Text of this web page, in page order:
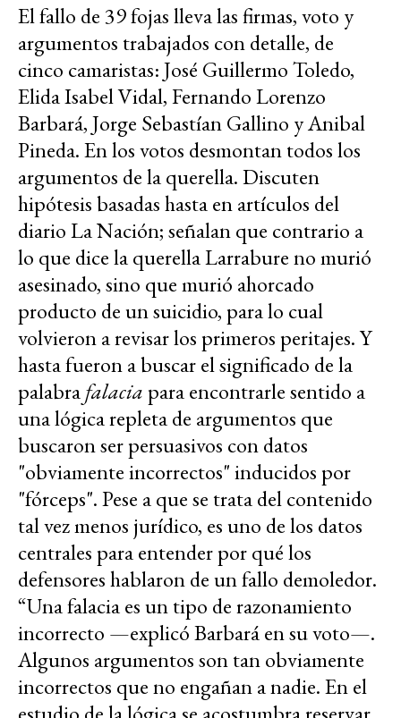
El fallo de 39 fojas lleva las firmas, voto y
argumentos trabajados con detalle, de
cinco camaristas: José Guillermo Toledo,
Elida Isabel Vidal, Fernando Lorenzo
Barbará, Jorge Sebastían Gallino y Anibal
Pineda. En los votos desmontan todos los
argumentos de la querella. Discuten
hipótesis basadas hasta en artículos del
diario La Nación; señalan que contrario a
lo que dice la querella Larrabure no murió
asesinado, sino que murió ahorcado
producto de un suicidio, para lo cual
volvieron a revisar los primeros peritajes. Y
hasta fueron a buscar el significado de la
palabrafalacia para encontrarle sentido a
una lógica repleta de argumentos que
buscaron ser persuasivos con datos
"obviamente incorrectos" inducidos por
"fórceps". Pese a que se trata del contenido
tal vez menos jurídico, es uno de los datos
centrales para entender por qué los
defensores hablaron de un fallo demoledor.
“Una falacia es un tipo de razonamiento
incorrecto —explicó Barbará en su voto—.
Algunos argumentos son tan obviamente
incorrectos que no engañan a nadie. En el